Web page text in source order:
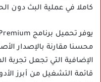
كاملا في عملية البث دون
محسنا مقارنة بالإصدار
الإضافية التي تجعل تجربة
قائمة التشغيل من أبرز